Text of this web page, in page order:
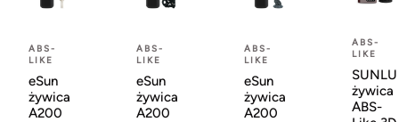
ABS-
LIKE
eSun
żywica
A200
ABS-
LIKE
eSun
żywica
A200
ABS-
LIKE
eSun
żywica
A200
ABS-
LIKE
SUNLU
żywica
ABS-